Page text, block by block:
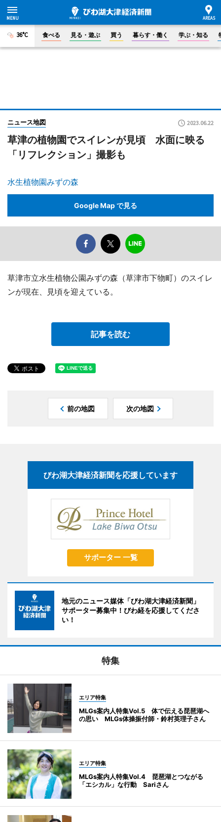
36°C 食べる 見る・遊ぶ 買う 暮らす・働く 学ぶ・知る
ニュース地図 2023.06.22
草津の植物園でスイレンが見頃 水面に映る
「リフレクション」撮影も
水生植物園みずの森
Google Map で見る
草津市立水生植物公園みずの森（草津市下物町）のスイレ
ンが現在、見頃を迎えている。
記事を読む
前の地図 次の地図
びわ湖大津経済新聞を応援しています
サポーター 一覧
地元のニュース媒体「びわ湖大津経済新聞」
サポーター募集中！びわ経を応援してくださ
い！
特集
エリア特集
MLGs案内人特集Vol.5 体で伝える琵琶湖へ
の思い MLGs体操振付師・鈴村英理子さん
エリア特集
MLGs案内人特集Vol.4 琵琶湖とつながる
「エシカル」な行動 Sariさん